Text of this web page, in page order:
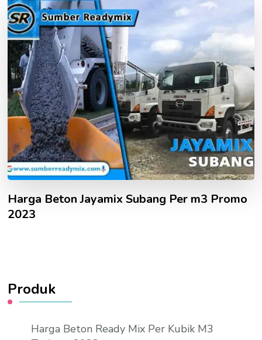
Harga Beton Jayamix Subang Per m3 Promo
2023
Produk
Harga Beton Ready Mix Per Kubik M3